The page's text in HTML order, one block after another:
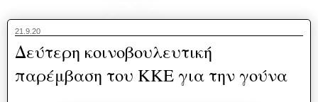
21.9.20
Δεύτερη κοινοβουλευτική
παρέμβαση του ΚΚΕ για την γούνα